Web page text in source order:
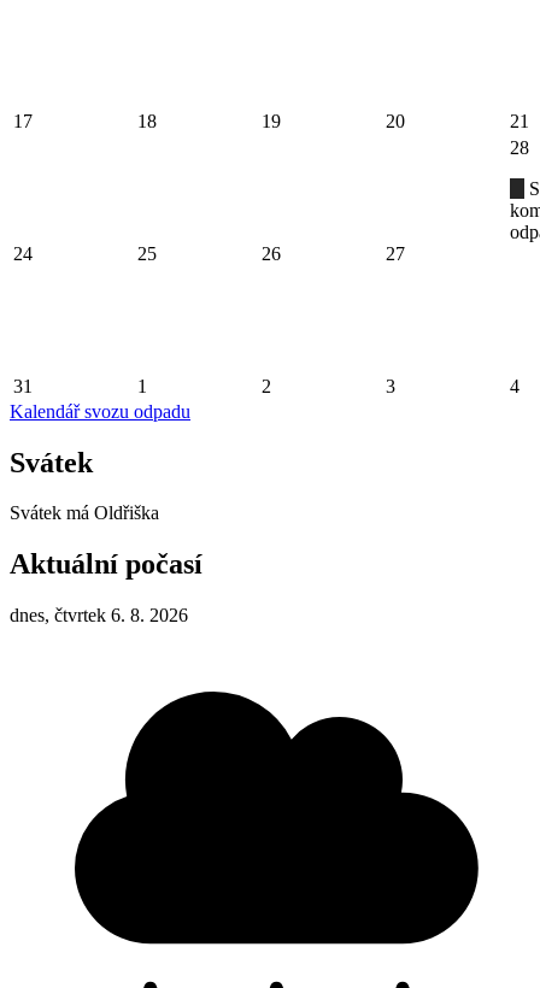
17 18 19 20 21
24 25 26 27
28
31 1 2 3
4
Kalendář svozu odpadu
Svátek
Svátek má Oldřiška
Aktuální počasí
dnes, čtvrtek 6. 8. 2026